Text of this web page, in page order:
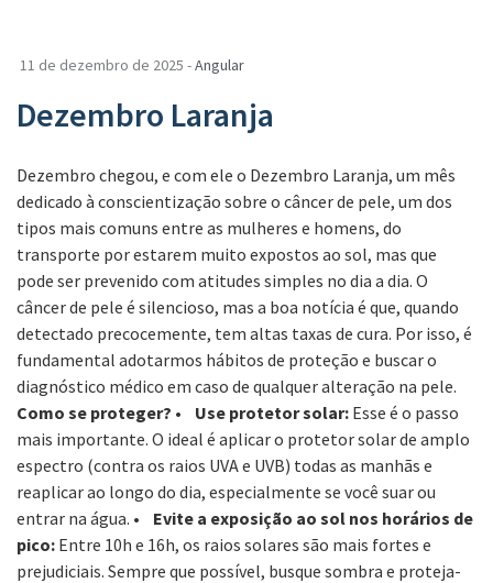
11 de dezembro de 2025 -Angular
Dezembro Laranja
Dezembro chegou, e com ele o Dezembro Laranja, um mês
dedicado à conscientização sobre o câncer de pele, um dos
tipos mais comuns entre as mulheres e homens, do
transporte por estarem muito expostos ao sol, mas que
pode ser prevenido com atitudes simples no dia a dia. O
câncer de pele é silencioso, mas a boa notícia é que, quando
detectado precocemente, tem altas taxas de cura. Por isso, é
fundamental adotarmos hábitos de proteção e buscar o
diagnóstico médico em caso de qualquer alteração na pele.
Como se proteger? • Use protetor solar: Esse é o passo
mais importante. O ideal é aplicar o protetor solar de amplo
espectro (contra os raios UVA e UVB) todas as manhãs e
reaplicar ao longo do dia, especialmente se você suar ou
entrar na água. • Evite a exposição ao sol nos horários de
pico: Entre 10h e 16h, os raios solares são mais fortes e
prejudiciais. Sempre que possível, busque sombra e proteja-